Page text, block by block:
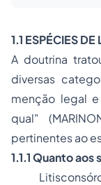
1.1 ESPÉCIES
A doutrina
diversas
menção legal
qual"
pertinentes ao
1.1.1 Quanto aos